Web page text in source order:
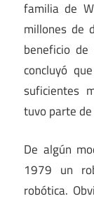
familia de
millones de
beneficio
concluyó
suficientes
tuvo parte de
De algún
1979 un
robótica.